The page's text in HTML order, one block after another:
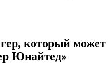
который может
Юнайтед»